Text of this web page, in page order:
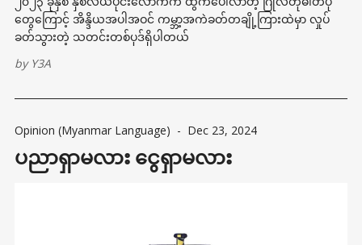
တွေကြောင့် အိန္ဒိယအပါအဝင် ကမ္ဘာ့အကဲခတ်တချို့ကြားထဲမှာ လှုပ်
ခတ်သွားတဲ့ သတင်းတစ်ပုဒ်ရှိပါတယ်
by Y3A
Opinion (Myanmar Language) - Dec 23, 2024
ပညာရှာမလား ငွေရှာမလား